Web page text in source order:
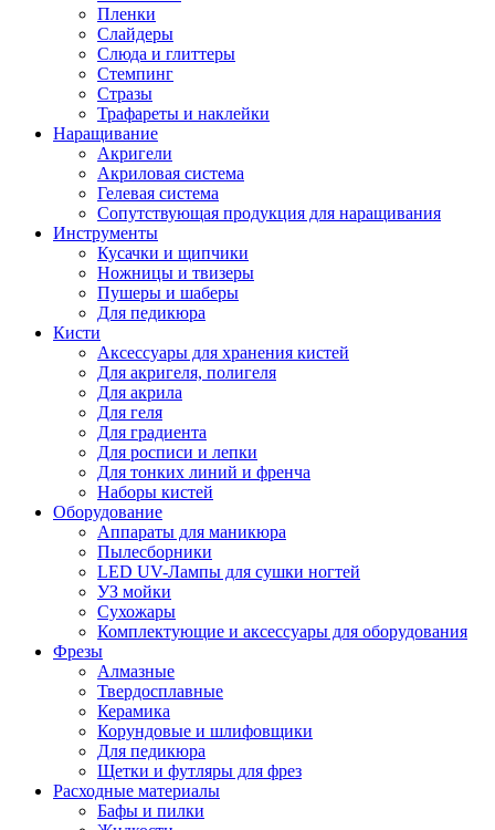
Пленки
Слайдеры
Слюда и глиттеры
Стемпинг
Стразы
Трафареты и наклейки
Наращивание
Акригели
Акриловая система
Гелевая система
Сопутствующая продукция для наращивания
Инструменты
Кусачки и щипчики
Ножницы и твизеры
Пушеры и шаберы
Для педикюра
Кисти
Аксессуары для хранения кистей
Для акригеля, полигеля
Для акрила
Для геля
Для градиента
Для росписи и лепки
Для тонких линий и френча
Наборы кистей
Оборудование
Аппараты для маникюра
Пылесборники
LED UV-Лампы для сушки ногтей
УЗ мойки
Сухожары
Комплектующие и аксессуары для оборудования
Фрезы
Алмазные
Твердосплавные
Керамика
Корундовые и шлифовщики
Для педикюра
Щетки и футляры для фрез
Расходные материалы
Бафы и пилки